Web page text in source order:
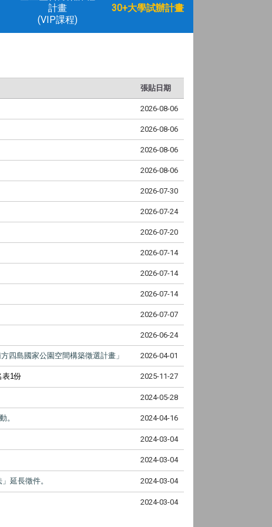
計畫
(VIP課程)
30+大學試辦計畫
張貼日期
2026-08-06
2026-08-06
2026-08-06
2026-08-06
2026-07-30
2026-07-24
2026-07-20
2026-07-14
2026-07-14
2026-07-14
2026-07-07
2026-06-24
四島國家公園空間構築徵選計畫」 2026-04-01
表1份 2025-11-27
2024-05-28
。 2024-04-16
2024-03-04
2024-03-04
延長徵件。 2024-03-04
2024-03-04